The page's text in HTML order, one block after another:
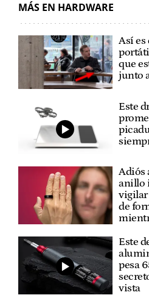
MÁS EN HARDWARE
Así
que
junto
Este
Adiós
anillo
vigilar
de
Este
pesa
vista